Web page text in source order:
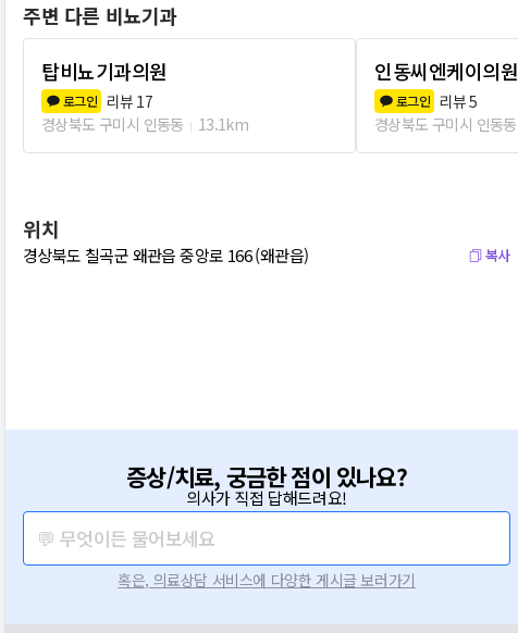
주변 다른 비뇨기과
탑비뇨기과의원
로그인 리뷰 17
경상북도 구미시 인동동
13.1km
인동씨엔케이의원
로그인 리뷰5
경상북도 구미시 인동동
위치
경상북도 칠곡군 왜관읍 중앙로 166 (왜관읍) 복사
증상/치료, 궁금한 점이 있나요?
의사가 직접 답해드려요!
💬 무엇이든 물어보세요
혹은, 의료상담 서비스에 다양한 게시글 보러가기